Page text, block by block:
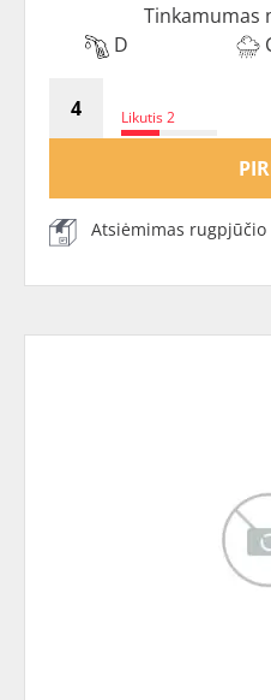
Tinkamumas
D
Likutis 2
Atsiėmimas rugpjūčio